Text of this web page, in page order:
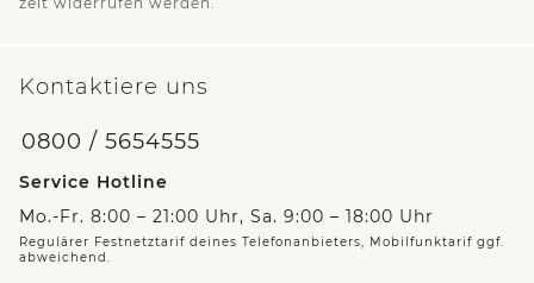
Kontaktiere uns
0800 / 5654555
Service Hotline
Mo.-Fr. 8:00 – 21:00 Uhr, Sa. 9:00 – 18:00 Uhr
Regulärer Festnetztarif deines Telefonanbieters, Mobilfunktarif ggf.
abweichend.